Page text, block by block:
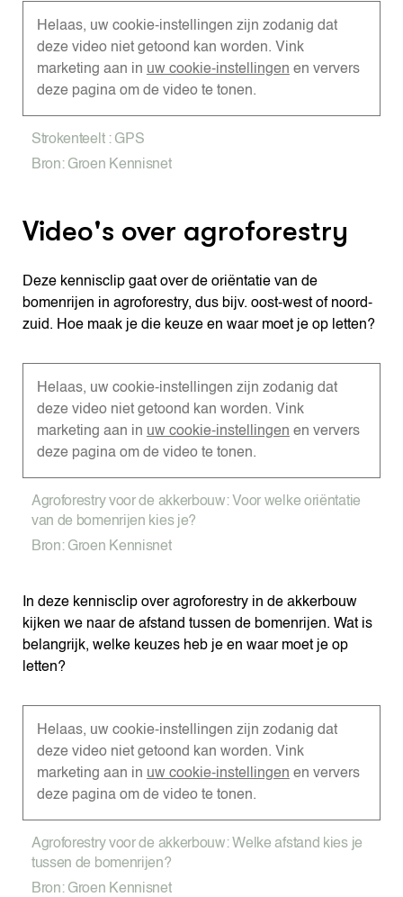
Helaas, uw cookie-instellingen zijn zodanig dat
deze video niet getoond kan worden. Vink
marketing aan in uw cookie-instellingen en ververs
deze pagina om de video te tonen.
Strokenteelt : GPS
Bron: Groen Kennisnet
Video's over agroforestry
Deze kennisclip gaat over de oriëntatie van de
bomenrijen in agroforestry, dus bijv. oost-west of noord-
zuid. Hoe maak je die keuze en waar moet je op letten?
Helaas, uw cookie-instellingen zijn zodanig dat
deze video niet getoond kan worden. Vink
marketing aan in uw cookie-instellingen en ververs
deze pagina om de video te tonen.
Agroforestry voor de akkerbouw: Voor welke oriëntatie
van de bomenrijen kies je?
Bron: Groen Kennisnet
In deze kennisclip over agroforestry in de akkerbouw
kijken we naar de afstand tussen de bomenrijen. Wat is
belangrijk, welke keuzes heb je en waar moet je op
letten?
Helaas, uw cookie-instellingen zijn zodanig dat
deze video niet getoond kan worden. Vink
marketing aan in uw cookie-instellingen en ververs
deze pagina om de video te tonen.
Agroforestry voor de akkerbouw: Welke afstand kies je
tussen de bomenrijen?
Bron: Groen Kennisnet